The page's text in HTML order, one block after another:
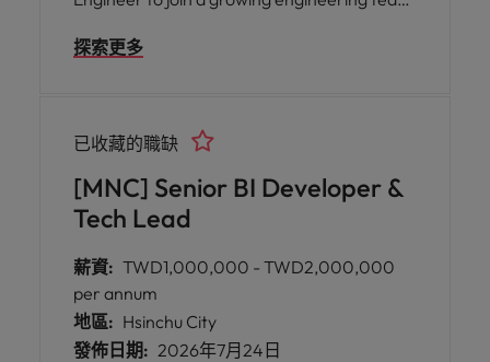
products. In this role, you will lead the design
manufacturing. Working closely with
product, test, and operations teams, you will
help ensure reliable test coverage, efficient
validation, and successful production ramp.
This position is well suited for engineers with
enjoy solving complex technical challenges
and collaborating across global engineering
teams.
探索更多
[MNC] Senior BI Developer &
Tech Lead
已收藏的職缺
薪資: TWD1,000,000 - TWD2,000,000
per annum
地區: Hsinchu City
發佈日期: 2026年7月24日